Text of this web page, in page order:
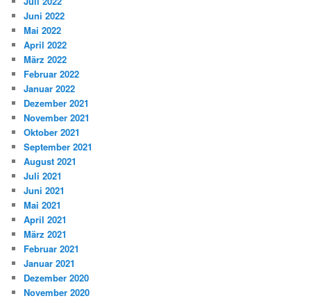
Juni 2022
Mai 2022
April 2022
März 2022
Februar 2022
Januar 2022
Dezember 2021
November 2021
Oktober 2021
September 2021
August 2021
Juli 2021
Juni 2021
Mai 2021
April 2021
März 2021
Februar 2021
Januar 2021
Dezember 2020
November 2020